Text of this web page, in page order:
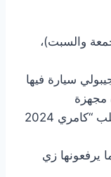
والسبت)،
سيارة فيها
مجهزة
لو تبي توصل بسرعة صاروخ، اطلب “كامري 2024
يرفعونها زي